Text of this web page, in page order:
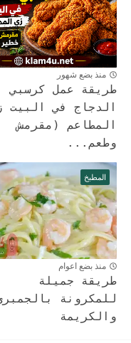
منذ بضع شهور
طريقة عمل كرسبي
الدجاج في البيت
المطاعم (مقرمش
وطعم...
المطبخ
منذ بضع اعوام
طريقة جميلة
للمكرونة
والكريمة